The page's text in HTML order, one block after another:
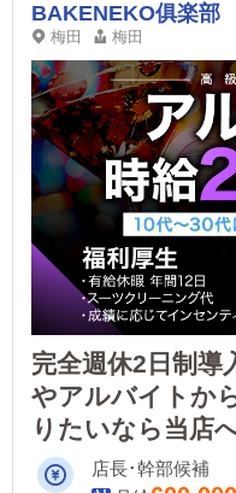
BAKENEKO俱楽部
梅田 梅田
完全週休2日制導
やアルバイトか
りたいなら当店
店長･幹部候補